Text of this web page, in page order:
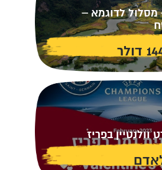
מסלול לדוגמא –
וולנטיין בפריז